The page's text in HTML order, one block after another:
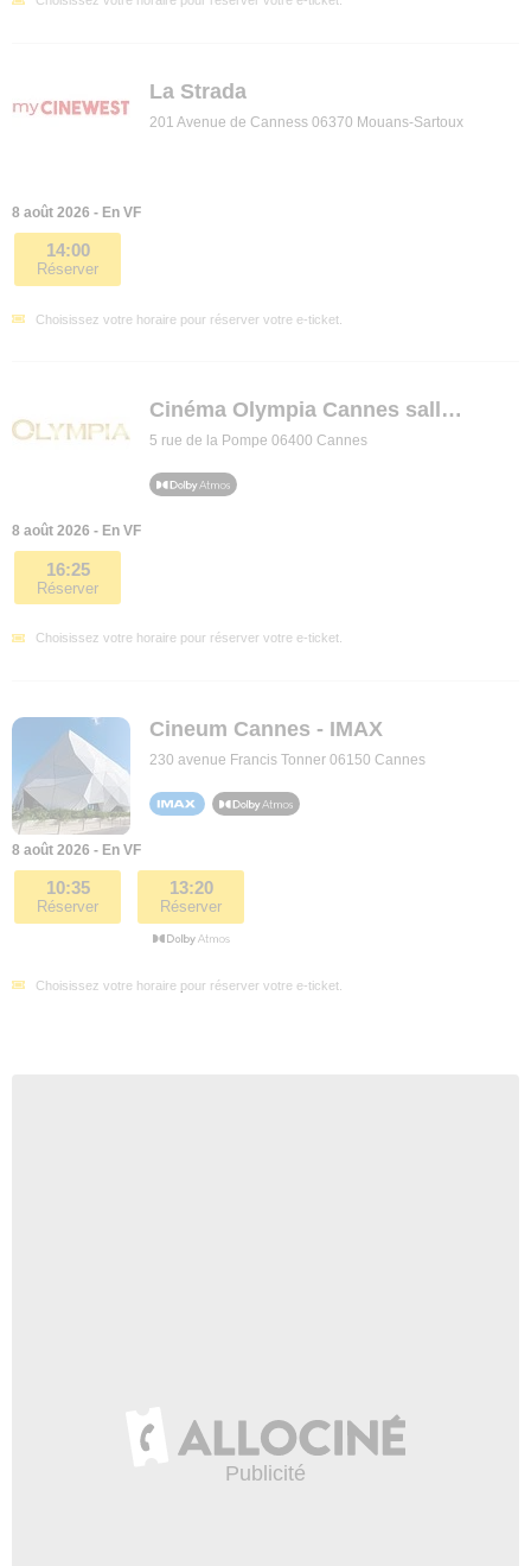
La Strada
201 Avenue de Canness 06370 Mouans-Sartoux
8 août 2026 - En VF
14:00
Réserver
Choisissez votre horaire pour réserver votre e-ticket.
Cinéma Olympia Cannes salles 1 à 4
5 rue de la Pompe 06400 Cannes
8 août 2026 - En VF
16:25
Réserver
Choisissez votre horaire pour réserver votre e-ticket.
Cineum Cannes - IMAX
230 avenue Francis Tonner 06150 Cannes
8 août 2026 - En VF
10:35
Réserver
13:20
Réserver
Choisissez votre horaire pour réserver votre e-ticket.